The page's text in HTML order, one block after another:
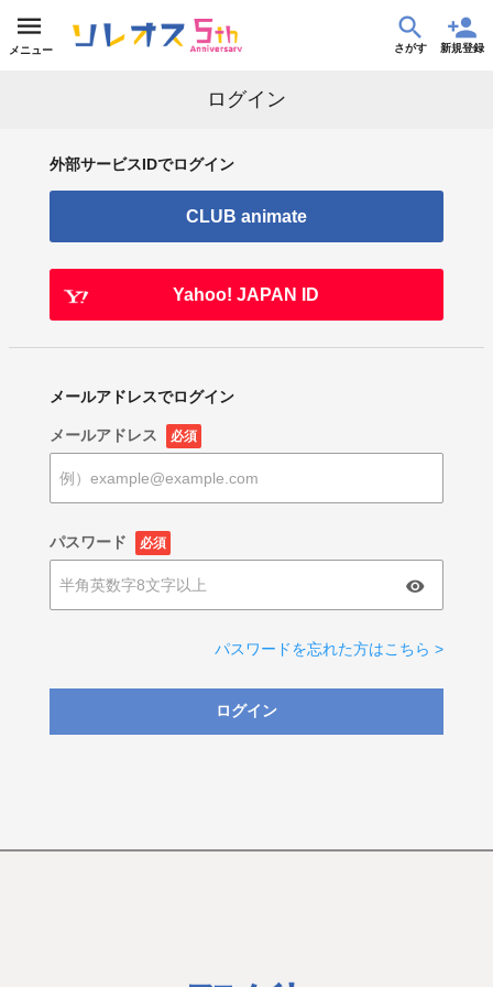
メニュー さがす 新規登録
ログイン
外部サービスIDでログイン
CLUB animate
Yahoo! JAPAN ID
メールアドレスでログイン
メールアドレス 必須
パスワード 必須
パスワードを忘れた方はこちら >
ログイン